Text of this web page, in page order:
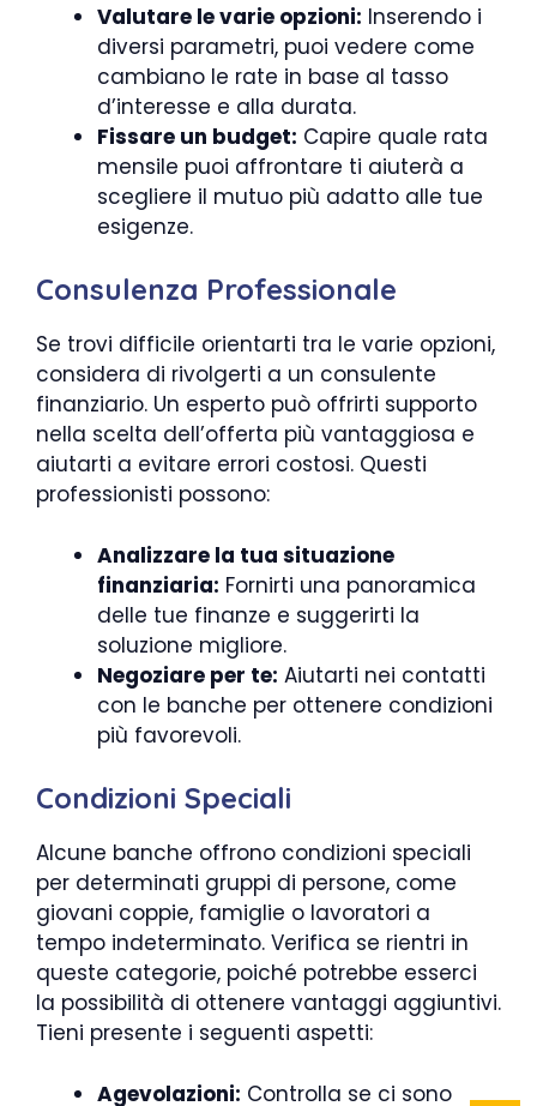
Valutare le varie opzioni: Inserendo i
diversi parametri, puoi vedere come
cambiano le rate in base al tasso
d’interesse e alla durata.
Fissare un budget: Capire quale rata
mensile puoi affrontare ti aiuterà a
scegliere il mutuo più adatto alle tue
esigenze.
Consulenza Professionale
Se trovi difficile orientarti tra le varie opzioni,
considera di rivolgerti a un consulente
finanziario. Un esperto può offrirti supporto
nella scelta dell’offerta più vantaggiosa e
aiutarti a evitare errori costosi. Questi
professionisti possono:
Analizzare la tua situazione
finanziaria: Fornirti una panoramica
delle tue finanze e suggerirti la
soluzione migliore.
Negoziare per te: Aiutarti nei contatti
con le banche per ottenere condizioni
più favorevoli.
Condizioni Speciali
Alcune banche offrono condizioni speciali
per determinati gruppi di persone, come
giovani coppie, famiglie o lavoratori a
tempo indeterminato. Verifica se rientri in
queste categorie, poiché potrebbe esserci
la possibilità di ottenere vantaggi aggiuntivi.
Tieni presente i seguenti aspetti:
Agevolazioni: Controlla se ci sono